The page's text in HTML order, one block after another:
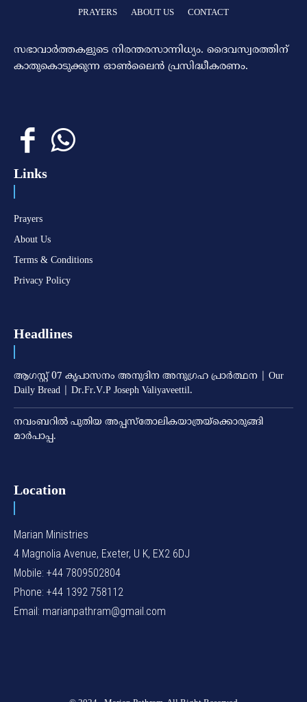
PRAYERS ABOUT US CONTACT
സഭാവാര്‍ത്തകളുടെ നിരന്തരസാന്നിധ്യം. ദൈവസ്വരത്തിന്‌
കാതുകൊടുക്കുന്ന ഓണ്‍ലൈന്‍ പ്രസിദ്ധീകരണം.
Links
Prayers
About Us
Terms & Conditions
Privacy Policy
Headlines
ആഗസ്റ്റ് 07 കൃപാസനം അനുദിന അനുഗ്രഹ പ്രാർത്ഥന | Our
Daily Bread | Dr.Fr.V.P Joseph Valiyaveettil.
നവംബറില്‍ പുതിയ അപ്പസ്‌തോലികയാത്രയ്‌ക്കൊരുങ്ങി
മാര്‍പാപ്പ.
Location
Marian Ministries
4 Magnolia Avenue, Exeter, U K, EX2 6DJ
Mobile: +44 7809502804
Phone: +44 1392 758112
Email: marianpathram@gmail.com